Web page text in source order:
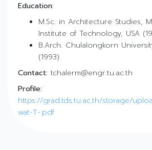
Education:
M.Sc. in Architecture Studies,
Institute of Technology, USA
B.Arch. Chulalongkorn
(1993)
Contact: tchalerm@engr.tu.ac.th
Profile:
https://grad.tds.tu.ac.th/storage/
wat-T-.pdf